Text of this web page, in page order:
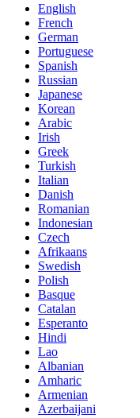
English
French
German
Portuguese
Spanish
Russian
Japanese
Korean
Arabic
Irish
Greek
Turkish
Italian
Danish
Romanian
Indonesian
Czech
Afrikaans
Swedish
Polish
Basque
Catalan
Esperanto
Hindi
Lao
Albanian
Amharic
Armenian
Azerbaijani